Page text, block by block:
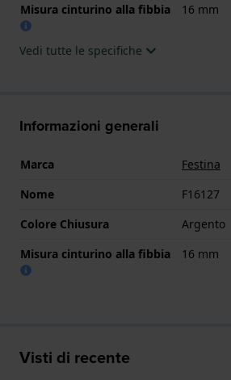
Misura cinturino alla fibbia
16 mm
Vedi tutte le specifiche
Informazioni generali
Marca
Festina
Nome
F16127
Colore Chiusura
Argento
Misura cinturino alla fibbia
16 mm
Visti di recente